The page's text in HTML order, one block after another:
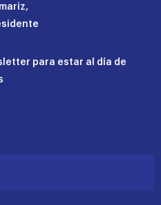
para estar al día de